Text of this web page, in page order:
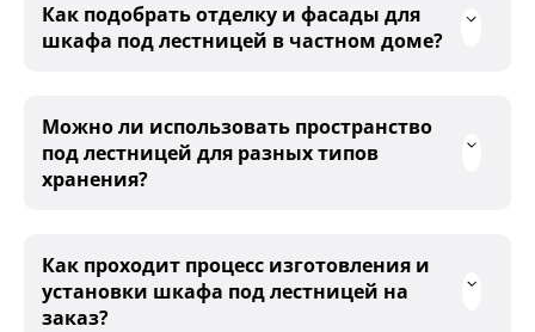
Как подобрать отделку и фасады для
шкафа под лестницей в частном доме?
Можно ли использовать пространство
под лестницей для разных типов
хранения?
Как проходит процесс изготовления и
установки шкафа под лестницей на
заказ?